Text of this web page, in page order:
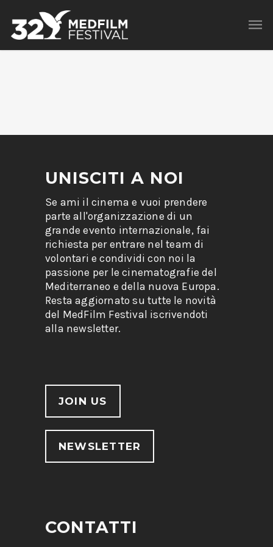
UNISCITI A NOI
Se ami il cinema e vuoi prendere
parte all'organizzazione di un
grande evento internazionale, fai
richiesta per entrare nel team di
volontari e condividi con noi la
passione per le cinematografie del
Mediterraneo e della nuova Europa.
Resta aggiornato su tutte le novità
del MedFilm Festival iscrivendoti
alla newsletter.
JOIN US
NEWSLETTER
CONTATTI